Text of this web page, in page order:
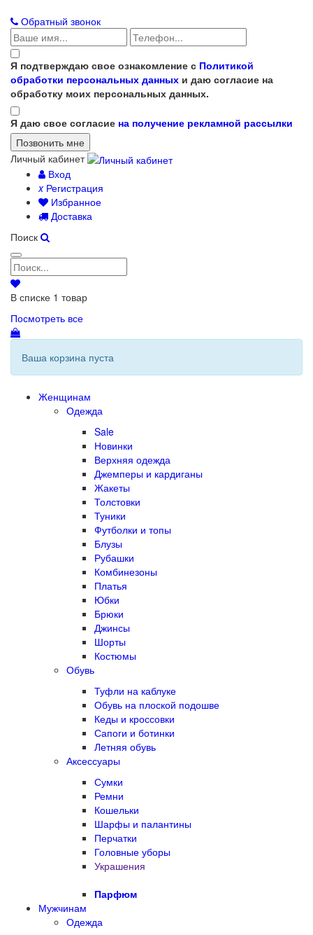
Обратный звонок
Я подтверждаю свое ознакомление с Политикой
обработки персональных данных и даю согласие на
обработку моих персональных данных.
Я даю свое согласие на получение рекламной рассылки
Личный кабинет
Вход
xРегистрация
Избранное
Доставка
Поиск
В списке 1 товар
Посмотреть все
Ваша корзина пуста
Женщинам
Одежда
Sale
Новинки
Верхняя одежда
Джемперы и кардиганы
Жакеты
Толстовки
Туники
Футболки и топы
Блузы
Рубашки
Комбинезоны
Платья
Юбки
Брюки
Джинсы
Шорты
Костюмы
Обувь
Туфли на каблуке
Обувь на плоской подошве
Кеды и кроссовки
Сапоги и ботинки
Летняя обувь
Аксессуары
Сумки
Ремни
Кошельки
Шарфы и палантины
Перчатки
Головные уборы
Украшения
Парфюм
Мужчинам
Одежда